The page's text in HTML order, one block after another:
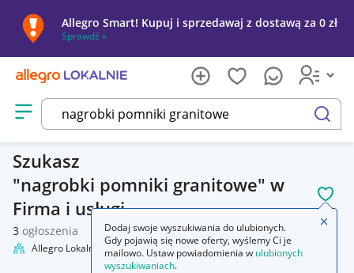
Allegro Smart! Kupuj i sprzedawaj z dostawą za 0 zł
Sprawdź »
Otwórz menu z kategoriami
szukaj
Szukasz
nagrobki pomniki granitowe w
Firma i usługi
3 ogłoszenia
Allegro Lokalnie Firma i usługi Wyniki wyszukiwania
Dodaj swoje wyszukiwania do ulubionych.
Gdy pojawią się nowe oferty, wyślemy Ci je
mailowo. Ustaw powiadomienia w ulubionych
wyszukiwaniach.